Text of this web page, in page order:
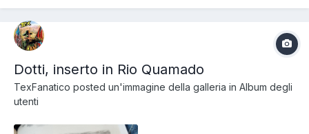
Dotti, inserto in Rio Quamado
TexFanatico posted un'immagine della galleria in Album degli
utenti